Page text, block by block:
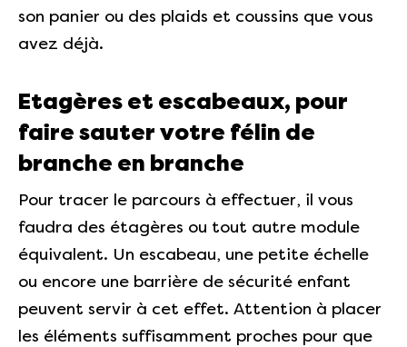
son panier ou des plaids et coussins que vous
avez déjà.
Etagères et escabeaux, pour
faire sauter votre félin de
branche en branche
Pour tracer le parcours à effectuer, il vous
faudra des étagères ou tout autre module
équivalent. Un escabeau, une petite échelle
ou encore une barrière de sécurité enfant
peuvent servir à cet effet. Attention à placer
les éléments suffisamment proches pour que